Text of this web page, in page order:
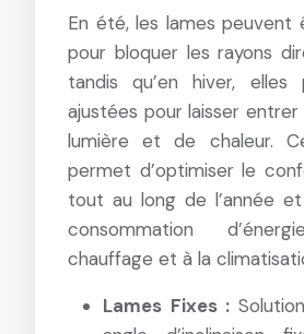
En été, les lames peuvent
pour bloquer les rayons
tandis qu’en hiver,
ajustées pour laisser
lumière et de chaleur.
permet d’optimiser le
tout au long de l’année
consommation
chauffage et à la
Lames Fixes :